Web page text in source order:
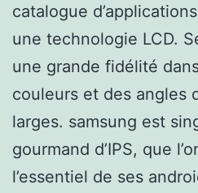
catalogue
une technologie LCD.
une grande fidélité
couleurs et des angles
larges. samsung est
gourmand d’IPS, que
l’essentiel de ses